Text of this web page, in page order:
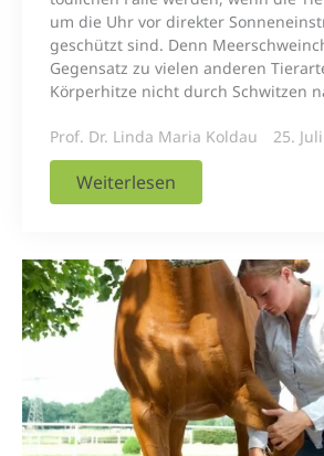
um die Uhr vor direkter
geschützt sind. Denn
Gegensatz zu vielen anderen
Körperhitze nicht durch Schwitzen
Prof. Dr. Linda Maria Koldau 25.
Weiterlesen